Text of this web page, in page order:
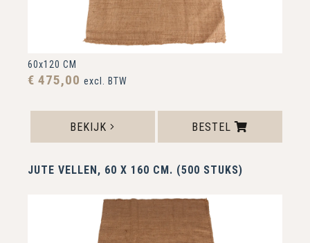
60x120 CM
€ 475,00 excl. BTW
BEKIJK BESTEL
JUTE VELLEN, 60 X 160 CM. (500 STUKS)